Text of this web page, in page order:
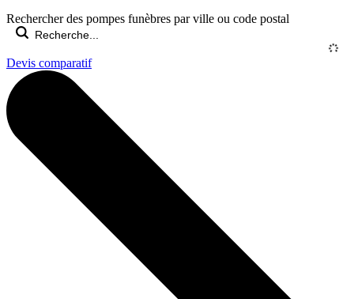
Rechercher des pompes funèbres par ville ou code postal
Devis comparatif